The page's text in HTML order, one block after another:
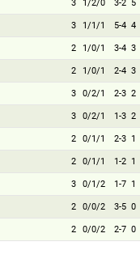
3 1/2/0 3-2 5
3 1/1/1 5-4 4
2 1/0/1 3-4 3
2 1/0/1 2-4 3
3 0/2/1 2-3 2
3 0/2/1 1-3 2
2 0/1/1 2-3 1
2 0/1/1 1-2 1
3 0/1/2 1-7 1
2 0/0/2 3-5 0
2 0/0/2 2-7 0